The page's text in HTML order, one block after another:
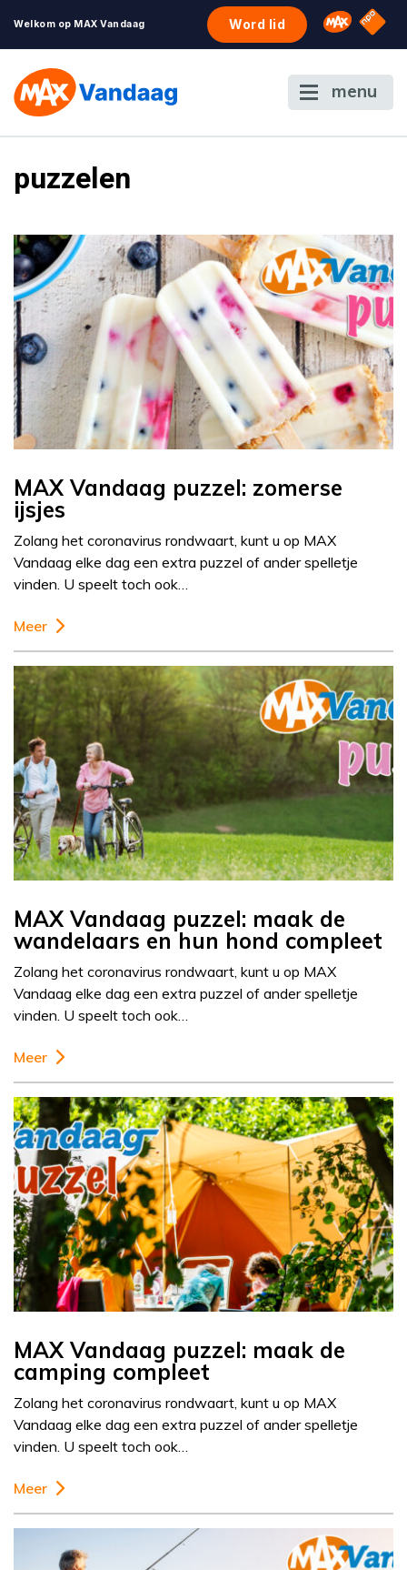
Welkom op MAX Vandaag Word lid Omroep
NPO
menu
puzzelen
MAX Vandaag puzzel: zomerse
ijsjes
Zolang het coronavirus rondwaart, kunt u op MAX
Vandaag elke dag een extra puzzel of ander spelletje
vinden. U speelt toch ook…
Meer
MAX Vandaag puzzel: maak de
wandelaars en hun hond compleet
Zolang het coronavirus rondwaart, kunt u op MAX
Vandaag elke dag een extra puzzel of ander spelletje
vinden. U speelt toch ook…
Meer
MAX Vandaag puzzel: maak de
camping compleet
Zolang het coronavirus rondwaart, kunt u op MAX
Vandaag elke dag een extra puzzel of ander spelletje
vinden. U speelt toch ook…
Meer